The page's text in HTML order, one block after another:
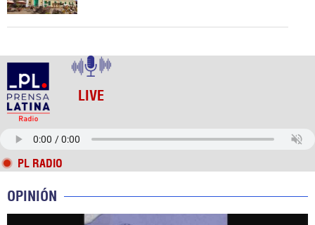
LIVE
PL RADIO
OPINIÓN